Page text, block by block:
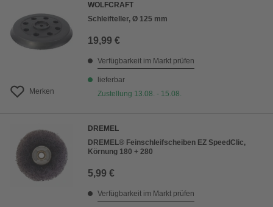
Merken
WOLFCRAFT
Schleifteller, Ø 125 mm
19,99 €
Verfügbarkeit im Markt prüfen
lieferbar
Zustellung 13.08. - 15.08.
DREMEL
DREMEL® Feinschleifscheiben EZ SpeedClic,
Körnung 180 + 280
5,99 €
Verfügbarkeit im Markt prüfen